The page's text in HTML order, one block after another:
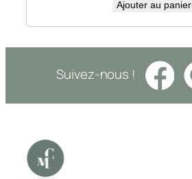
Ajouter au panier
Suivez-nous !